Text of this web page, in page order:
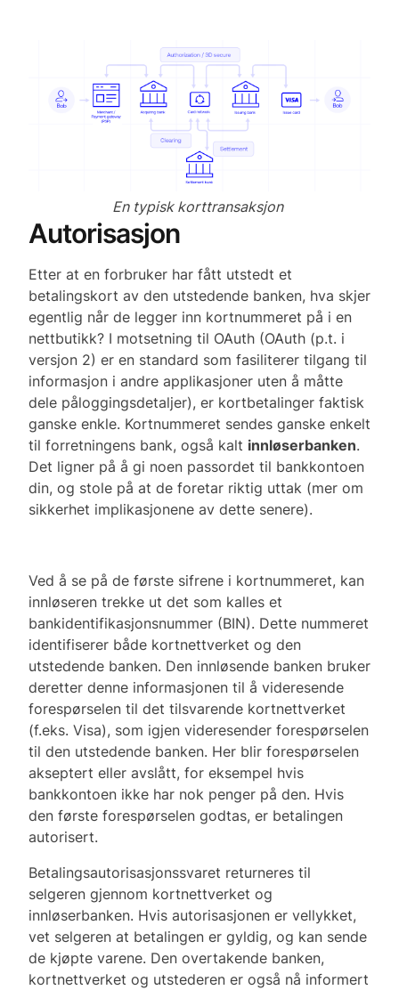
En typisk korttransaksjon
Autorisasjon
Etter at en forbruker har fått utstedt et
betalingskort av den utstedende banken, hva skjer
egentlig når de legger inn kortnummeret på i en
nettbutikk? I motsetning til OAuth (OAuth (p.t. i
versjon 2) er en standard som fasiliterer tilgang til
informasjon i andre applikasjoner uten å måtte
dele påloggingsdetaljer), er kortbetalinger faktisk
ganske enkle. Kortnummeret sendes ganske enkelt
til forretningens bank, også kalt innløserbanken.
Det ligner på å gi noen passordet til bankkontoen
din, og stole på at de foretar riktig uttak (mer om
sikkerhet implikasjonene av dette senere).
Ved å se på de første sifrene i kortnummeret, kan
innløseren trekke ut det som kalles et
bankidentifikasjonsnummer (BIN). Dette nummeret
identifiserer både kortnettverket og den
utstedende banken. Den innløsende banken bruker
deretter denne informasjonen til å videresende
forespørselen til det tilsvarende kortnettverket
(f.eks. Visa), som igjen videresender forespørselen
til den utstedende banken. Her blir forespørselen
akseptert eller avslått, for eksempel hvis
bankkontoen ikke har nok penger på den. Hvis
den første forespørselen godtas, er betalingen
autorisert.
Betalingsautorisasjonssvaret returneres til
selgeren gjennom kortnettverket og
innløserbanken. Hvis autorisasjonen er vellykket,
vet selgeren at betalingen er gyldig, og kan sende
de kjøpte varene. Den overtakende banken,
kortnettverket og utstederen er også nå informert